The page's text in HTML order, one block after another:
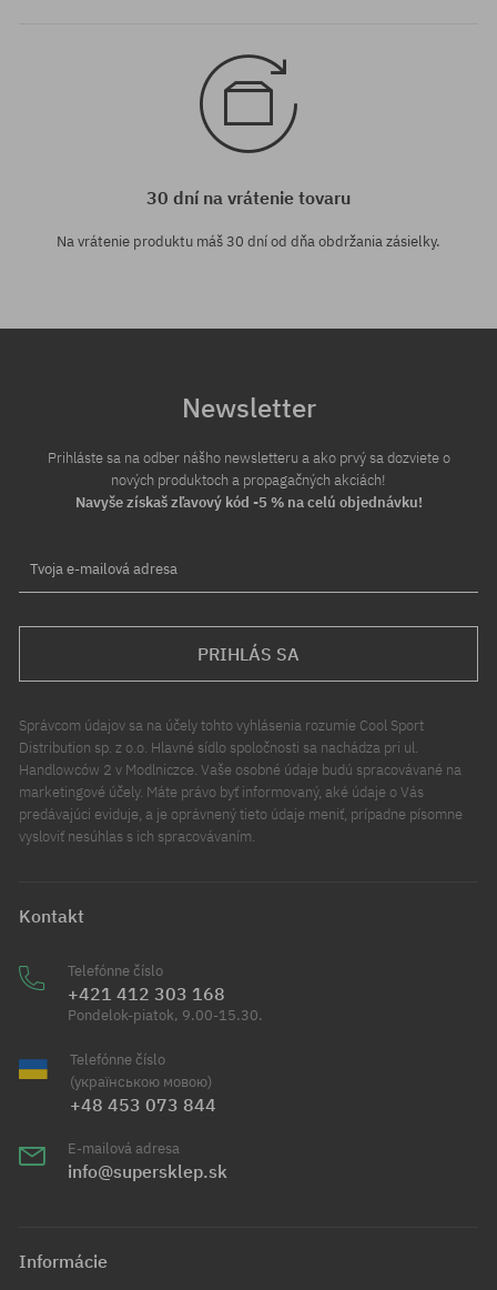
30 dní na vrátenie tovaru
Na vrátenie produktu máš 30 dní od dňa obdržania zásielky.
Newsletter
Prihláste sa na odber nášho newsletteru a ako prvý sa dozviete o
nových produktoch a propagačných akciách!
Navyše získaš zľavový kód -5 % na celú objednávku!
Tvoja e-mailová adresa
PRIHLÁS SA
Správcom údajov sa na účely tohto vyhlásenia rozumie Cool Sport
Distribution sp. z o.o. Hlavné sídlo spoločnosti sa nachádza pri ul.
Handlowców 2 v Modlniczce. Vaše osobné údaje budú spracovávané na
marketingové účely. Máte právo byť informovaný, aké údaje o Vás
predávajúci eviduje, a je oprávnený tieto údaje meniť, prípadne písomne
vysloviť nesúhlas s ich spracovávaním.
Kontakt
Telefónne číslo
+421 412 303 168
Pondelok-piatok, 9.00-15.30.
Telefónne číslo
(українською мовою)
+48 453 073 844
E-mailová adresa
info@supersklep.sk
Informácie